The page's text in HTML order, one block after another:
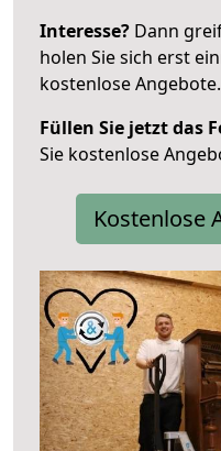
Interesse? Dann
holen Sie sich erst
kostenlose Angebote.
Füllen Sie jetzt das
Sie kostenlose
Kostenlose